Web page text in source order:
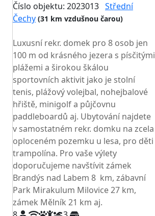
Číslo objektu: 2023013 Střední
Čechy (31 km vzdušnou čarou)
Luxusní rekr. domek pro 8 osob jen
100 m od krásného jezera s písčitými
plážemi a širokou škálou
sportovních aktivit jako je stolní
tenis, plážový volejbal, nohejbalové
hřiště, minigolf a půjčovnu
paddleboardů aj. Ubytování najdete
v samostatném rekr. domku na zcela
oploceném pozemku u lesa, pro děti
trampolína. Pro vaše výlety
doporučujeme navštívit zámek
Brandýs nad Labem 8 km, zábavní
Park Mirakulum Milovice 27 km,
zámek Mělník 21 km aj.